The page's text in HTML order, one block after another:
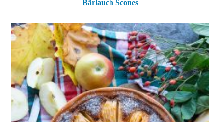
Bärlauch Scones